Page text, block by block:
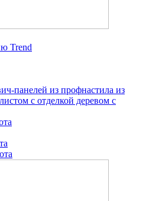
Trend
панелей из профнастила из
с отделкой деревом с